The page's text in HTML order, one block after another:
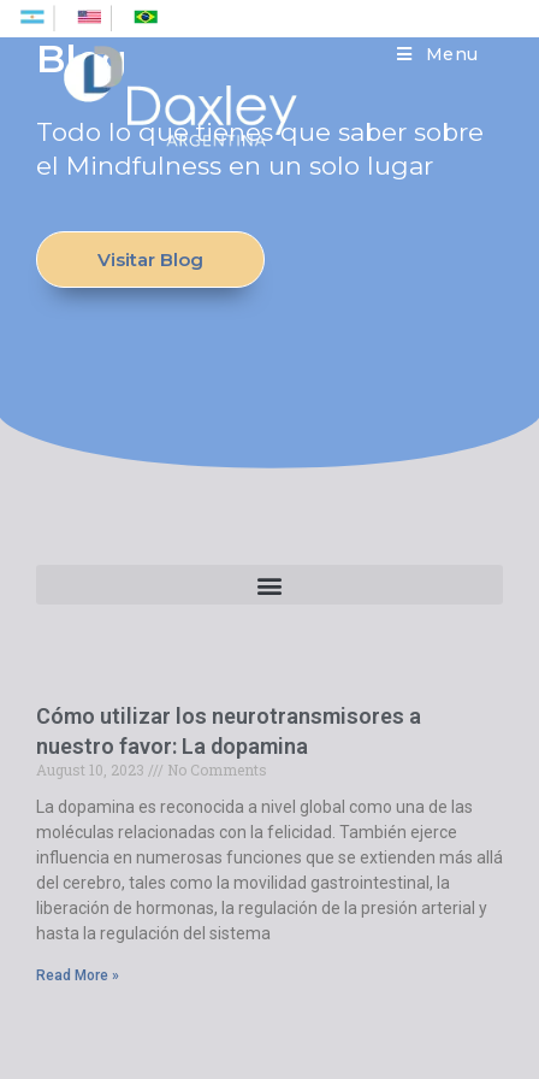
Menu
Blog
Todo lo que tienes que saber sobre
el Mindfulness en un solo lugar
Visitar Blog
Cómo utilizar los neurotransmisores a
nuestro favor: La dopamina
August 10, 2023
No Comments
La dopamina es reconocida a nivel global como una de las
moléculas relacionadas con la felicidad. También ejerce
influencia en numerosas funciones que se extienden más allá
del cerebro, tales como la movilidad gastrointestinal, la
liberación de hormonas, la regulación de la presión arterial y
hasta la regulación del sistema
Read More »